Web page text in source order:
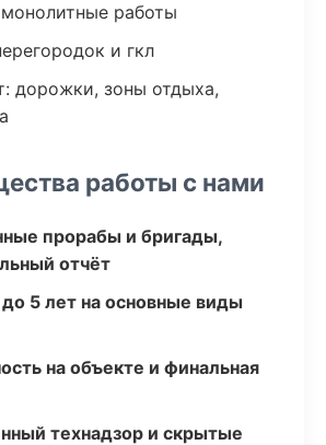
работы
и гкл
дорожки, зоны отдыха,
работы с нами
прорабы и бригады,
отчёт
до 5 лет на основные виды
на объекте и финальная
технадзор и скрытые